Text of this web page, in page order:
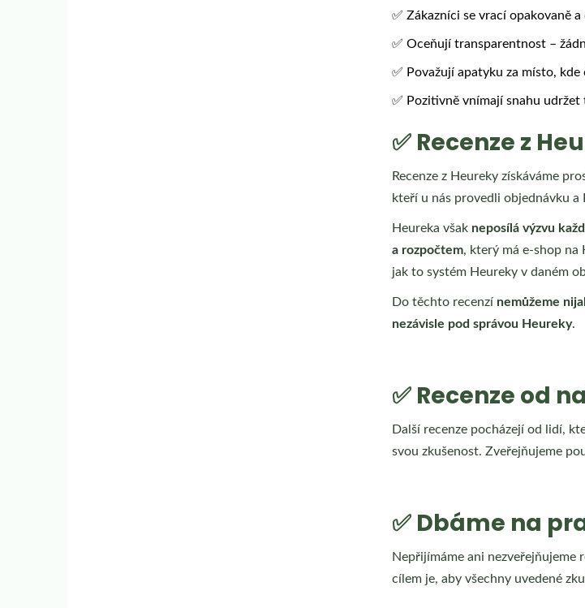
✅ Zákazníci se vrací opakovaně
✅ Oceňují transparentnost –
✅ Považují apatyku za místo,
✅ Pozitivně vnímají snahu
✅ Recenze z
Recenze z Heureky získáváme
kteří u nás provedli objednávku a
Heureka však neposílá výzvu
a rozpočtem, který má e‑shop
jak to systém Heureky v daném
Do těchto recenzí nemůžeme
nezávisle pod správou Heureky.
✅ Recenze od
Další recenze pocházejí od lidí,
svou zkušenost. Zveřejňujeme
✅ Dbáme na
Nepřijímáme ani nezveřejňujeme
cílem je, aby všechny uvedené